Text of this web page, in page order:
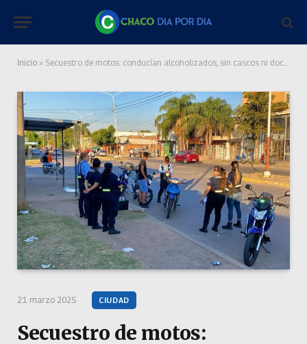
Inicio » Secuestro de motos: conducían alcoholizados, sin cascos ni documentación
21 marzo 2025 CIUDAD
Secuestro de motos: